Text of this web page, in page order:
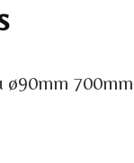
ø90mm